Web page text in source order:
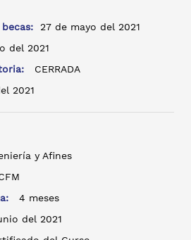
27 de mayo del 2021
del 2021
CERRADA
2021
y Afines
4 meses
del 2021